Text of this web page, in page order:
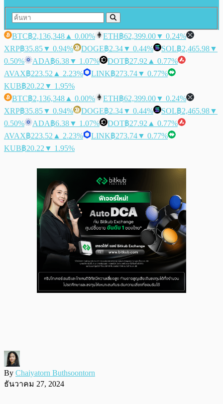
BTC฿2,136,348 ▲ 0.00% ETH฿62,399.00▼ 0.24%
XRP฿35.85▼ 0.94% DOGE฿2.34▼ 0.44% SOL฿2,465.98▼
0.50%
ADA฿6.38▼ 1.07% DOT฿27.92 ▲ 0.77%
AVAX฿223.52 ▲ 2.23% LINK฿273.74▼ 0.77%
KUB฿20.22 ▼ 1.95%
BTC฿2,136,348 ▲ 0.00% ETH฿62,399.00▼ 0.24%
XRP฿35.85▼ 0.94% DOGE฿2.34▼ 0.44% SOL฿2,465.98▼
0.50%
ADA฿6.38▼ 1.07% DOT฿27.92 ▲ 0.77%
AVAX฿223.52 ▲ 2.23% LINK฿273.74▼ 0.77%
KUB฿20.22 ▼ 1.95%
By Chaiyatorn Buthsoontorn
ธันวาคม 27, 2024